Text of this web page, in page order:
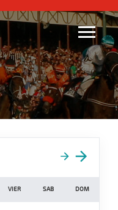
VIER SAB DOM